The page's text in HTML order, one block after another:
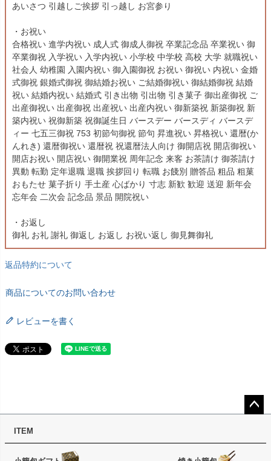
あいさつ 引越しご挨拶 引っ越し お宮参り
・お祝い
合格祝い 進学内祝い 成人式 御成人御祝 卒業記念品 卒業祝い 御
卒業御祝 入学祝い 入学内祝い 小学校 中学校 高校 大学 就職祝い
社会人 幼稚園 入園内祝い 御入園御祝 お祝い 御祝い 内祝い 金婚
式御祝 銀婚式御祝 御結婚お祝い ご結婚御祝い 御結婚御祝 結婚
祝い 結婚内祝い 結婚式 引き出物 引出物 引き菓子 御出産御祝 ご
出産御祝い 出産御祝 出産祝い 出産内祝い 御新築祝 新築御祝 新
築内祝い 祝御新築 祝御誕生日 バースデー バースディ バースデ
ィー 七五三御祝 753 初節句御祝 節句 昇進祝い 昇格祝い 還暦(か
んれき) 還暦御祝い 還暦祝 祝還暦法人向け 御開店祝 開店御祝い
開店お祝い 開店祝い 御開業祝 周年記念 来客 お茶請け 御茶請け
異動 転勤 定年退職 退職 挨拶回り 転職 お餞別 贈答品 粗品 粗菓
おもたせ 菓子折り 手土産 心ばかり 寸志 新歓 歓迎 送迎 新年会
忘年会 二次会 記念品 景品 開院祝い
・お返し
御礼 お礼 謝礼 御返し お返し お祝い返し 御見舞御礼
返品特約について
商品についてのお問い合わせ
レビューを書く
ップ
ITEM